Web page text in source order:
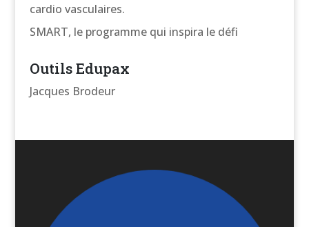
cardio vasculaires.
SMART, le programme qui inspira le défi
Outils Edupax
Jacques Brodeur